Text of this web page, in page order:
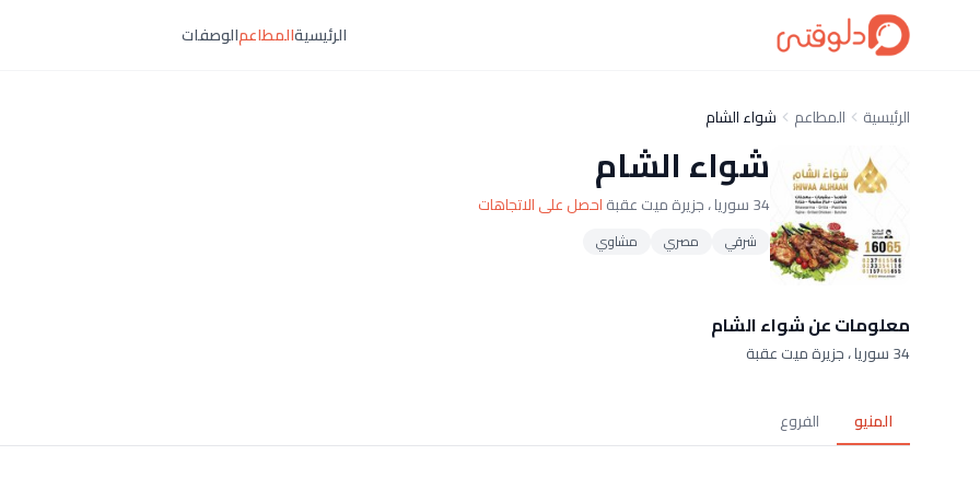
الرئيسيةالمطاعمالوصفات
الرئيسية المطاعم شواء الشام
شواء الشام
34 سوريا ، جزيرة ميت عقبة احصل على الاتجاهات
شرقي مصري مشاوي
معلومات عن شواء الشام
34 سوريا ، جزيرة ميت عقبة
المنيو الفروع